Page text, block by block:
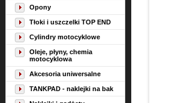
Opony
Tłoki i uszczelki TOP END
Cylindry motocyklowe
Oleje, płyny, chemia
motocyklowa
Akcesoria uniwersalne
TANKPAD - naklejki na bak